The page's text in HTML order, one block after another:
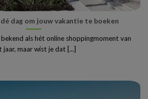
dag om jouw vakantie te boeken
als hét online shoppingmoment van
jaar, maar wist je dat [...]